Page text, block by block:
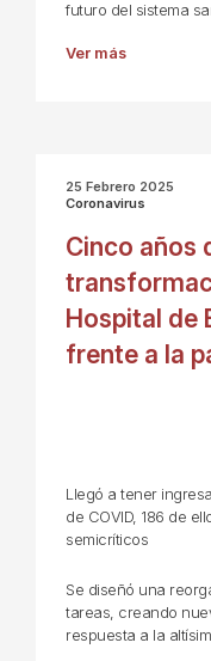
futuro del sistema
Ver más
25 Febrero 2025
Coronavirus
Cinco años
Hospital de
frente a la
Llegó a tener
de COVID, 186 de
semicríticos
Se diseñó una
tareas, creando
respuesta a la